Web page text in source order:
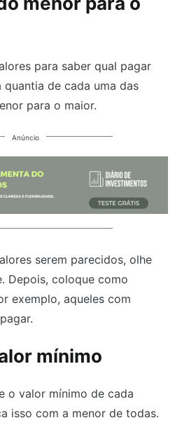
para saber qual pagar
quantia de cada uma das
para o maior.
Anúncio
serem parecidos, olhe
Depois, coloque como
exemplo, aqueles com
mínimo
o valor mínimo de cada
isso com a menor de todas.